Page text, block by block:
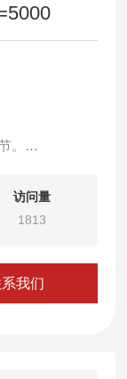
。
访问量
1813
我们